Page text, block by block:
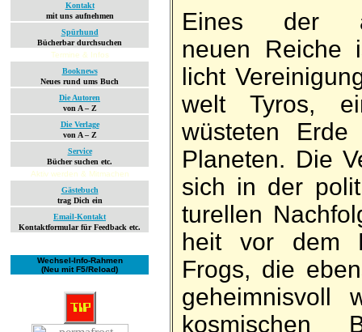
Kontakt
mit uns aufnehmen
Spürhund
Bücherbar durchsuchen
Termine & Infos
Booknews
Neues rund ums Buch
Die Autoren
von A – Z
Die Verlage
von A – Z
Service
Bücher suchen etc.
Aktiv werden & Mitmachen
Gästebuch
trag Dich ein
Email-Kontakt
Kontaktformular für Feedback etc.
Wechsel-Info-Rahmen
(Neu mit F5/Reload)
Eines der
neuen Reiche
licht
welt Ty­ros,
wüsteten Erde
Pla­neten. Die
sich in der
turellen
heit vor dem
Frogs, die
ge­heim­nisvoll
kos­mischen